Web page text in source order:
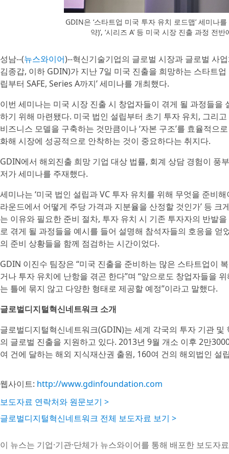
GDIN은 ‘스타트업 미국 투자 유치 로드맵’ 세미나
약)’, ‘시리즈 A’ 등 미국 시장 진출 과정 전
성남--(뉴스와이어)--혁신기술기업의 글로벌 시장과 글로벌 사
김종갑, 이하 GDIN)가 지난 7일 미국 진출을 희망하는 스타트
립부터 SAFE, Series A까지’ 세미나를 개최했다.
이번 세미나는 미국 시장 진출 시 창업자들이 겪게 될 과정들
하기 위해 마련됐다. 미국 법인 설립부터 초기 투자 유치, 그리
비즈니스 모델을 구축하는 것만큼이나 ‘자본 구조’를 효율적
화해 시장에 성공적으로 안착하는 것이 중요하다는 취지다.
GDIN에서 해외진출 희망 기업 대상 법률, 회계 상담 경험이 풍
저가 세미나를 주재했다.
세미나는 ‘미국 법인 설립과 VC 투자 유치를 위해 무엇을 준비해
라운드에서 어떻게 주당 가격과 지분율을 산정할 것인가’ 등
는 이유와 필요한 준비 절차, 투자 유치 시 기존 투자자의 반발
로 겪게 될 과정들을 예시를 들어 설명해 참석자들의 호응을
의 준비 상황들을 함께 점검하는 시간이었다.
GDIN 이진수 팀장은 “미국 진출을 준비하는 많은 스타트업이
거나 투자 유치에 난항을 겪곤 한다”며 “앞으로도 창업자들을
는 틀에 묶지 않고 다양한 형태로 제공할 예정”이라고 말했다.
글로벌디지털혁신네트워크 소개
글로벌디지털혁신네트워크(GDIN)는 세계 각국의 투자 기관
의 글로벌 진출을 지원하고 있다. 2013년 9월 개소 이후 2만
여 건에 달하는 해외 지식재산권 출원, 160여 건의 해외법인 설
웹사이트: http://www.gdinfoundation.com
보도자료 연락처와 원문보기 >
글로벌디지털혁신네트워크 전체 보도자료 보기 >
이 뉴스는 기업·기관·단체가 뉴스와이어를 통해 배포한 보도자